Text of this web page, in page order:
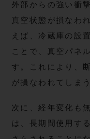
外部からの強い衝
真空状態が損なわ
えば、冷蔵庫の設
ことで、真空パネ
す。これにより、
が損なわれてしま
次に、経年変化も
は、長期間使用す